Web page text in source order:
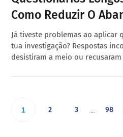
Como Reduzir O
Já tiveste problemas ao aplicar
tua investigação? Respostas
desistiram a meio ou
Go
1 Go
2 Go
3
pages
… Go
98